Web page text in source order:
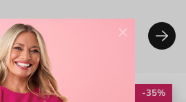
-35%
×